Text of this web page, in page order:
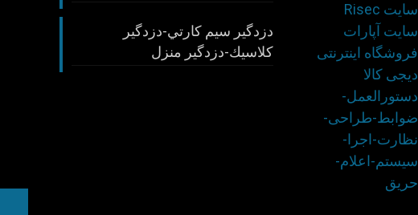
سايت Risec
سايت آپارات
فروشگاه اینترنتی
دیجی کالا
دستورالعمل-
ضوابط-طراحی-
نظارت-اجرا-
سيستم-اعلام-
حريق
دزدگير سيم كارتي-دزدگير
كلاسيك-دزدگير منزل